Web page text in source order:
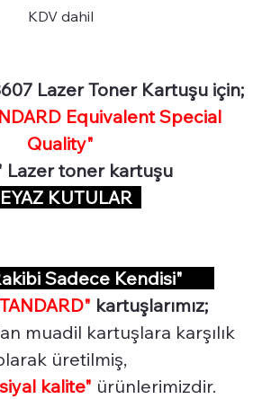
KDV dahil
Lazer Toner Kartuşu için;
Equivalent Special
Quality"
Lazer toner kartuşu
KUTULAR
Sadece Kendisi"
kartuşlarımız;
muadil kartuşlara karşılık
üretilmiş,
kalite" ürünlerimizdir.